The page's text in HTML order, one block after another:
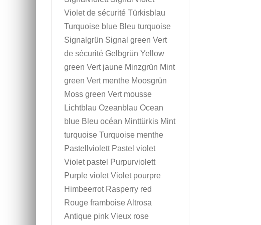
Violet de sécurité Türkisblau
Turquoise blue Bleu turquoise
Signalgrün Signal green Vert
de sécurité Gelbgrün Yellow
green Vert jaune Minzgrün Mint
green Vert menthe Moosgrün
Moss green Vert mousse
Lichtblau Ozeanblau Ocean
blue Bleu océan Minttürkis Mint
turquoise Turquoise menthe
Pastellviolett Pastel violet
Violet pastel Purpurviolett
Purple violet Violet pourpre
Himbeerrot Rasperry red
Rouge framboise Altrosa
Antique pink Vieux rose